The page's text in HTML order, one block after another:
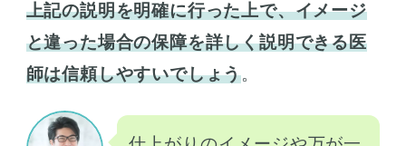
上記の説明を明確に行った上で、イメージ
と違った場合の保障を詳しく説明できる医
師は信頼しやすいでしょう。